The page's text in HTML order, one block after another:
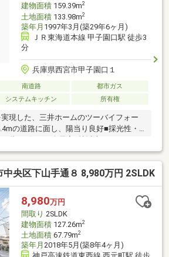
建物面積159.39m2
土地面積133.98m2
築年月 1997年3月(築29年6ヶ月)
ＪＲ東海道本線 甲子園口駅 徒歩3
分
兵庫県西宮市甲子園口１
南道路
都市ガス
システムキッチン 所有権
現した、三井ホームのツーバイフォー
の道路に面し、陽当り良好■採光性・
2階に屋根付きのインナーバルコニー、
ー付き■洗面台とトイレが、1・2階にご
クインクローゼットなど収納豊富■カー
による)■周辺は閑静な住宅街、ゆったり
環境・セブンイレブン西宮JR甲子園口駅
園口 約390m・西宮市立上甲子園小学
中央区下山手通８ 8,980万円 2SLDK
8,980万円
間取り 2SLDK
建物面積127.26m2
土地面積67.79m2
築年月 2018年5月(築8年4ヶ月)